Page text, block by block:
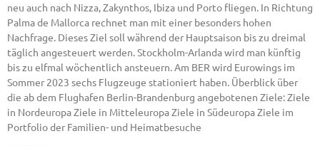
neu auch nach Nizza, Zakynthos, Ibiza und Porto fliegen. In Richtung
Palma de Mallorca rechnet man mit einer besonders hohen
Nachfrage. Dieses Ziel soll während der Hauptsaison bis zu dreimal
täglich angesteuert werden. Stockholm-Arlanda wird man künftig
bis zu elfmal wöchentlich ansteuern. Am BER wird Eurowings im
Sommer 2023 sechs Flugzeuge stationiert haben. Überblick über
die ab dem Flughafen Berlin-Brandenburg angebotenen Ziele: Ziele
in Nordeuropa Ziele in Mitteleuropa Ziele in Südeuropa Ziele im
Portfolio der Familien- und Heimatbesuche